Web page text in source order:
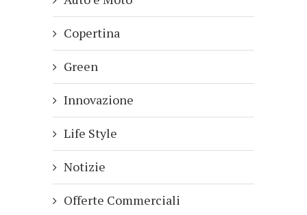
Copertina
Green
Innovazione
Life Style
Notizie
Offerte Commerciali